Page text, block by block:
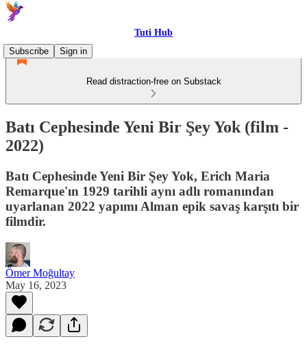
Tuti Hub
Subscribe
Sign in
Read distraction-free on Substack
Batı Cephesinde Yeni Bir Şey Yok (film -
2022)
Batı Cephesinde Yeni Bir Şey Yok, Erich Maria
Remarque'ın 1929 tarihli aynı adlı romanından
uyarlanan 2022 yapımı Alman epik savaş karşıtı bir
filmdir.
Ömer Moğultay
May 16, 2023